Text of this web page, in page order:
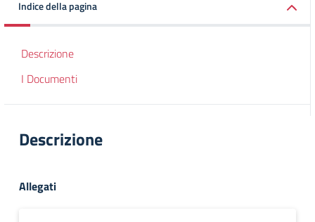
Indice della pagina
Descrizione
I Documenti
Descrizione
Allegati